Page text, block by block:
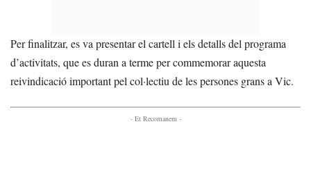
Per finalitzar, es va presentar el cartell i els detalls del programa
d’activitats, que es duran a terme per commemorar aquesta
reivindicació important pel col·lectiu de les persones grans a Vic.
- Et Recomanem -